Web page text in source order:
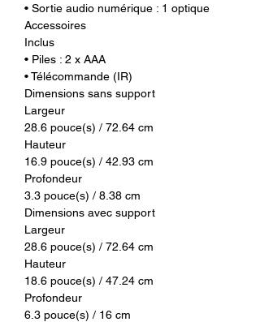
• Sortie audio numérique : 1 optique
Accessoires
Inclus
• Piles : 2 x AAA
• Télécommande (IR)
Dimensions sans support
Largeur
28.6 pouce(s) / 72.64 cm
Hauteur
16.9 pouce(s) / 42.93 cm
Profondeur
3.3 pouce(s) / 8.38 cm
Dimensions avec support
Largeur
28.6 pouce(s) / 72.64 cm
Hauteur
18.6 pouce(s) / 47.24 cm
Profondeur
6.3 pouce(s) / 16 cm